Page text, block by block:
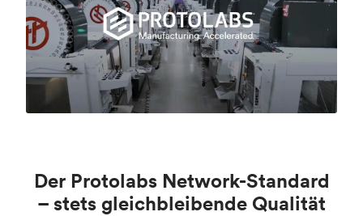
Der Protolabs Network-Standard
– stets gleichbleibende Qualität